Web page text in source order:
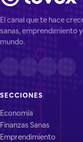
El canal que te hace
sanas, emprendimiento
mundo.
SECCIONES
Economía
Finanzas Sanas
Emprendimiento